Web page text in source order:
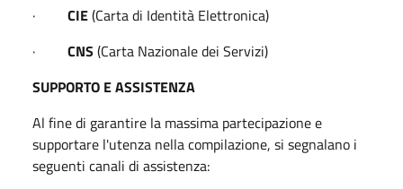
·
CIE(Carta di Identità Elettronica)
· CNS (Carta Nazionale dei Servizi)
SUPPORTO E ASSISTENZA
Al fine di garantire la massima partecipazione e
supportare l'utenza nella compilazione, si segnalano i
seguenti canali di assistenza: